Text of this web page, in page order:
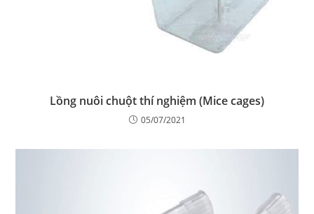
Lồng nuôi chuột thí nghiệm (Mice cages)
05/07/2021